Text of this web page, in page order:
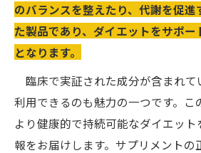
のバランスを整えたり、代謝を促
た製品であり、ダイエットをサポー
となります。
臨床で実証された成分が含まれて
利用できるのも魅力の一つです。こ
より健康的で持続可能なダイエッ
報をお届けします。サプリメントの